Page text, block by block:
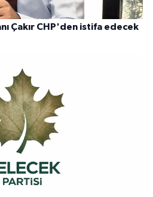
Çakır CHP'den istifa edecek